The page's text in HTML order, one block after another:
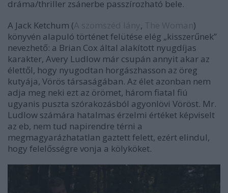
dráma/thriller zsánerbe passzírozható bele.
A Jack Ketchum (
,
)
könyvén alapuló történet felütése elég „kisszerűnek”
nevezhető: a Brian Cox által alakított nyugdíjas
karakter, Avery Ludlow már csupán annyit akar az
élettől, hogy nyugodtan horgászhasson az öreg
kutyája, Vörös társaságában. Az élet azonban nem
adja meg neki ezt az örömet, három fiatal fiú
ugyanis puszta szórakozásból agyonlövi Vöröst. Mr.
Ludlow számára hatalmas érzelmi értéket képviselt
az eb, nem tud napirendre térni a
megmagyarázhatatlan gaztett felett, ezért elindul,
hogy felelősségre vonja a kölyköket.